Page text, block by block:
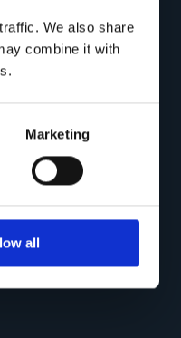
We also share
combine it with
Marketing
all
clients